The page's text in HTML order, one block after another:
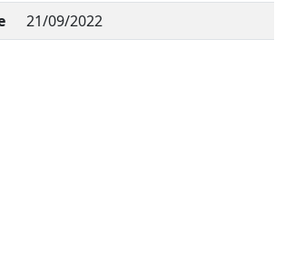
21/09/2022